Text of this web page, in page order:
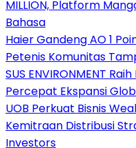
MILLION, Platform
Bahasa
Haier Gandeng AO 1
Petenis Komunitas
SUS ENVIRONMENT
Percepat Ekspansi
UOB Perkuat Bisnis
Kemitraan Distribusi
Investors